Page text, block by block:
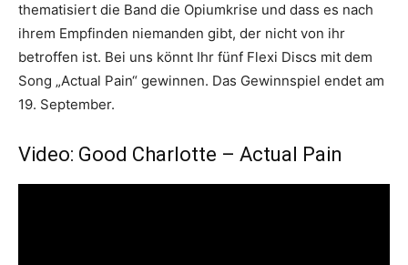
thematisiert die Band die Opiumkrise und dass es nach
ihrem Empfinden niemanden gibt, der nicht von ihr
betroffen ist. Bei uns könnt Ihr fünf Flexi Discs mit dem
Song „Actual Pain“ gewinnen. Das Gewinnspiel endet am
19. September.
Video: Good Charlotte – Actual Pain